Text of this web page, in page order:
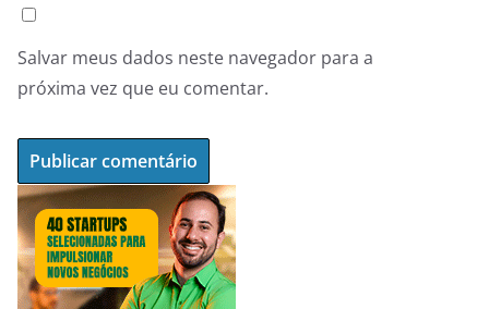
Salvar meus dados neste navegador para a
próxima vez que eu comentar.